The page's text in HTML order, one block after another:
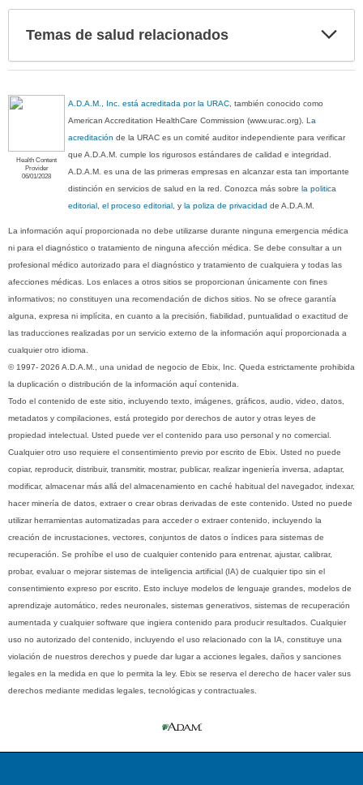
Temas de salud relacionados
Health Content
Provider
06/01/2028
A.D.A.M., Inc. está acreditada por la URAC, también conocido como
American Accreditation HealthCare Commission (www.urac.org).La
acreditación de la URAC es un comité auditor independiente para verificar
que A.D.A.M. cumple los rigurosos estándares de calidad e integridad.
A.D.A.M. es una de las primeras empresas en alcanzar esta tan importante
distinción en servicios de salud en la red. Conozca más sobrela politica
editorial, el proceso editorial, yla poliza de privacidad de A.D.A.M.
La información aquí proporcionada no debe utilizarse durante ninguna emergencia médica
ni para el diagnóstico o tratamiento de ninguna afección médica. Se debe consultar a un
profesional médico autorizado para el diagnóstico y tratamiento de cualquiera y todas las
afecciones médicas. Los enlaces a otros sitios se proporcionan únicamente con fines
informativos; no constituyen una recomendación de dichos sitios. No se ofrece garantía
alguna, expresa ni implícita, en cuanto a la precisión, fiabilidad, puntualidad o exactitud de
las traducciones realizadas por un servicio externo de la información aquí proporcionada a
cualquier otro idioma.
© 1997- 2026 A.D.A.M., una unidad de negocio de Ebix, Inc. Queda estrictamente prohibida
la duplicación o distribución de la información aquí contenida.
Todo el contenido de este sitio, incluyendo texto, imágenes, gráficos, audio, video, datos,
metadatos y compilaciones, está protegido por derechos de autor y otras leyes de
propiedad intelectual. Usted puede ver el contenido para uso personal y no comercial.
Cualquier otro uso requiere el consentimiento previo por escrito de Ebix. Usted no puede
copiar, reproducir, distribuir, transmitir, mostrar, publicar, realizar ingeniería inversa, adaptar,
modificar, almacenar más allá del almacenamiento en caché habitual del navegador, indexar,
hacer minería de datos, extraer o crear obras derivadas de este contenido. Usted no puede
utilizar herramientas automatizadas para acceder o extraer contenido, incluyendo la
creación de incrustaciones, vectores, conjuntos de datos o índices para sistemas de
recuperación. Se prohíbe el uso de cualquier contenido para entrenar, ajustar, calibrar,
probar, evaluar o mejorar sistemas de inteligencia artificial (IA) de cualquier tipo sin el
consentimiento expreso por escrito. Esto incluye modelos de lenguaje grandes, modelos de
aprendizaje automático, redes neuronales, sistemas generativos, sistemas de recuperación
aumentada y cualquier software que ingiera contenido para producir resultados. Cualquier
uso no autorizado del contenido, incluyendo el uso relacionado con la IA, constituye una
violación de nuestros derechos y puede dar lugar a acciones legales, daños y sanciones
legales en la medida en que lo permita la ley. Ebix se reserva el derecho de hacer valer sus
derechos mediante medidas legales, tecnológicas y contractuales.